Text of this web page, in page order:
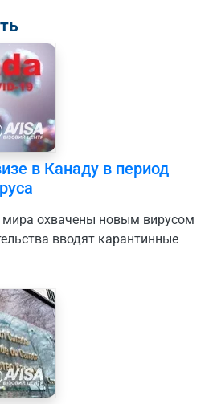
в Канаду в период
мира охвачены новым вирусом
вводят карантинные